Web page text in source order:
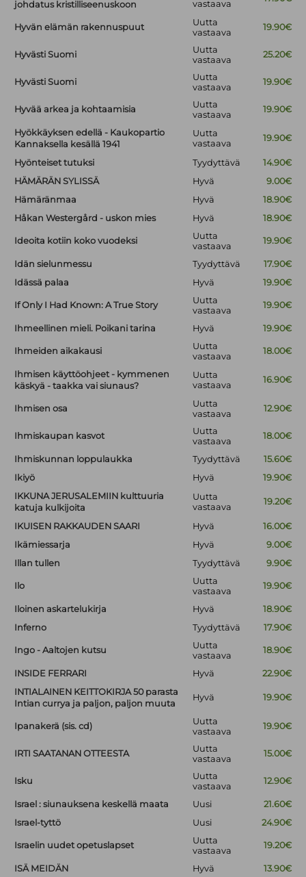
johdatus kristilliseenuskoon vastaava
Hyvän elämän rakennuspuut
Uutta
vastaava
19.90€
Hyvästi Suomi
Uutta
vastaava
25.20€
Hyvästi Suomi
Uutta
vastaava
19.90€
Hyvää arkea ja kohtaamisia
Uutta
vastaava
19.90€
Hyökkäyksen edellä - Kaukopartio
Kannaksella kesällä 1941
Uutta
vastaava
19.90€
Hyönteiset tutuksi Tyydyttävä
14.90€
HÄMÄRÄN SYLISSÄ
Hyvä
9.00€
Hämäränmaa
Hyvä
18.90€
Håkan Westergård - uskon mies
Hyvä 18.90€
Ideoita kotiin koko vuodeksi
Uutta
vastaava
19.90€
Idän sielunmessu Tyydyttävä
17.90€
Idässä palaa
Hyvä 19.90€
If Only I Had Known: A True Story
Uutta
vastaava
19.90€
Ihmeellinen mieli. Poikani tarina Hyvä 19.90€
Ihmeiden aikakausi
Uutta
vastaava
18.00€
Ihmisen käyttöohjeet - kymmenen
käskyä - taakka vai siunaus?
Uutta
vastaava
16.90€
Ihmisen osa
Uutta
vastaava
12.90€
Ihmiskaupan kasvot
Uutta
vastaava
18.00€
Ihmiskunnan loppulaukka Tyydyttävä
15.60€
Ikiyö
Hyvä
19.90€
IKKUNA JERUSALEMIIN kulttuuria
katuja kulkijoita
Uutta
vastaava
19.20€
IKUISEN RAKKAUDEN SAARI Hyvä
16.00€
Ikämiessarja
Hyvä
9.00€
Illan tullen
Tyydyttävä 9.90€
Ilo
Uutta
vastaava
19.90€
Iloinen askartelukirja Hyvä
18.90€
Inferno
Tyydyttävä 17.90€
Ingo - Aaltojen kutsu
Uutta
vastaava
18.90€
INSIDE FERRARI Hyvä
22.90€
INTIALAINEN KEITTOKIRJA 50 parasta
Intian currya ja paljon, paljon muuta
Hyvä 19.90€
Ipanakerä (sis. cd)
Uutta
vastaava
19.90€
IRTI SAATANAN OTTEESTA
Uutta
vastaava
15.00€
Isku
Uutta
vastaava
12.90€
Israel : siunauksena keskellä maata Uusi
21.60€
Israel-tyttö
Uusi 24.90€
Israelin uudet opetuslapset
Uutta
vastaava
19.20€
ISÄ MEIDÄN Hyvä
13.90€